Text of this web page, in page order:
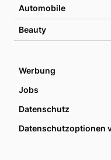
Automobile
Beauty
Werbung
Jobs
Datenschutz